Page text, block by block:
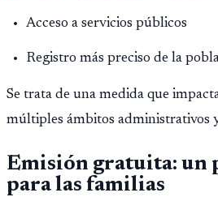
Montepío y 50 años de edad, o 20
Acceso a servicios públicos
Registro más preciso de la
Se trata de una medida que
múltiples ámbitos administrativos
Emisión gratuita: un
para las familias